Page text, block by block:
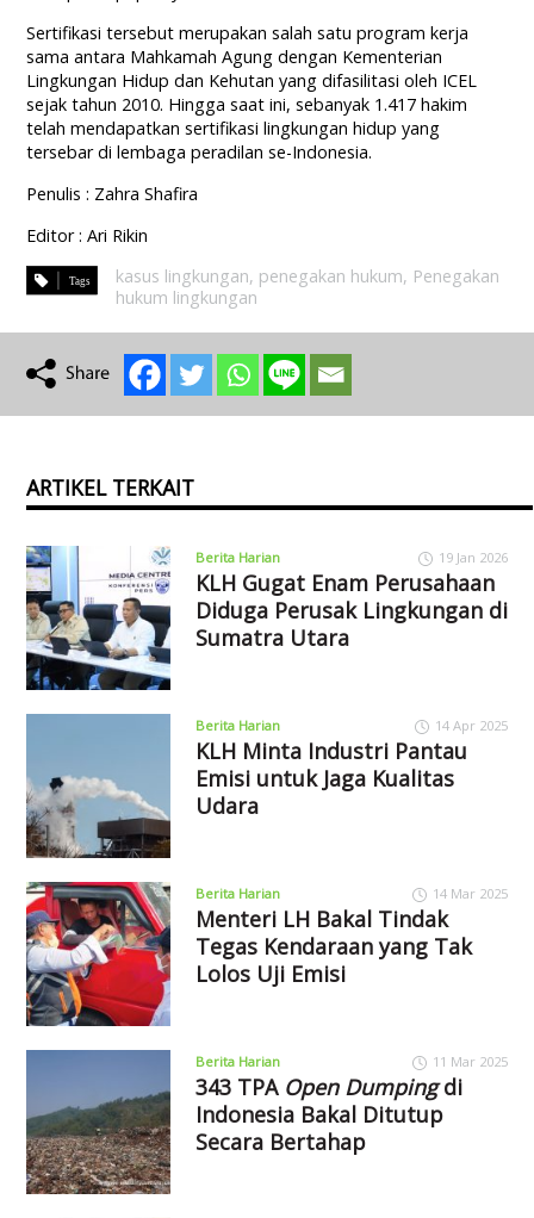
Sertifikasi tersebut merupakan salah satu program kerja
sama antara Mahkamah Agung dengan Kementerian
Lingkungan Hidup dan Kehutan yang difasilitasi oleh ICEL
sejak tahun 2010. Hingga saat ini, sebanyak 1.417 hakim
telah mendapatkan sertifikasi lingkungan hidup yang
tersebar di lembaga peradilan se-Indonesia.
Penulis : Zahra Shafira
Editor : Ari Rikin
kasus lingkungan, penegakan hukum, Penegakan
hukum lingkungan
ARTIKEL TERKAIT
Berita Harian 19 Jan 2026
KLH Gugat Enam Perusahaan
Diduga Perusak Lingkungan di
Sumatra Utara
Berita Harian 14 Apr 2025
KLH Minta Industri Pantau
Emisi untuk Jaga Kualitas
Udara
Berita Harian 14 Mar 2025
Menteri LH Bakal Tindak
Tegas Kendaraan yang Tak
Lolos Uji Emisi
Berita Harian 11 Mar 2025
343 TPA Open Dumpingdi
Indonesia Bakal Ditutup
Secara Bertahap